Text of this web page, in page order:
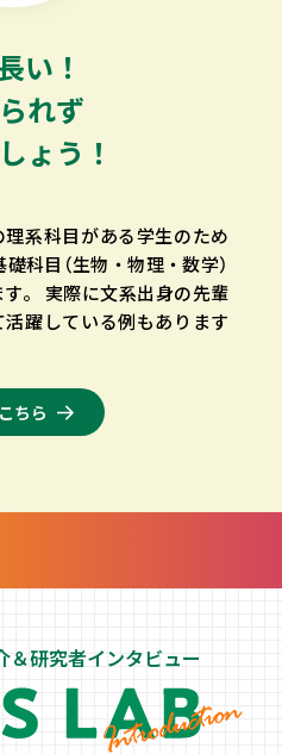
い！
れず
ょう！
系科目がある学生のため
科目（生物・物理・数学）
。
実際に文系出身の先輩
躍している例もあります
ちら
＆研究者インタビュー